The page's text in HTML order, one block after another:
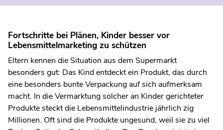
Fortschritte bei Plänen, Kinder besser vor
Lebensmittelmarketing zu schützen
Eltern kennen die Situation aus dem Supermarkt
besonders gut: Das Kind entdeckt ein Produkt, das durch
eine besonders bunte Verpackung auf sich aufmerksam
macht. In die Vermarktung solcher an Kinder gerichteter
Produkte steckt die Lebensmittelindustrie jährlich zig
Millionen. Oft sind die Produkte ungesund, weil sie zu viel